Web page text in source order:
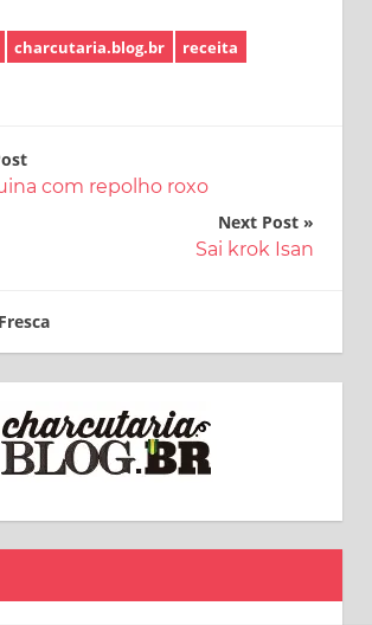
charcutaria.blog.br
receita
com repolho roxo
Next Post
Sai krok Isan
de 2018
Fresca